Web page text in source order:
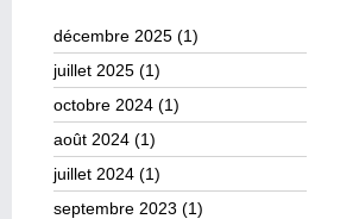
décembre 2025 (1)
juillet 2025 (1)
octobre 2024 (1)
août 2024 (1)
juillet 2024 (1)
septembre 2023 (1)